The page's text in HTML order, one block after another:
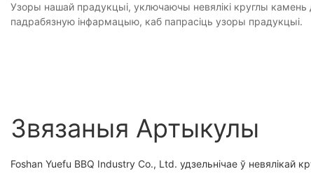
Узоры нашай прадукцыі, уключаючы невялікі круглы
падрабязную інфармацыю, каб папрасіць узоры прадукцыі.
Звязаныя Артыкулы
Foshan Yuefu BBQ Industry Co., Ltd. удзельнічае ў невялікай